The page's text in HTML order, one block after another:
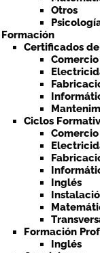
Otros
Certificados
Ciclos
Inglés
Formación
Inglés